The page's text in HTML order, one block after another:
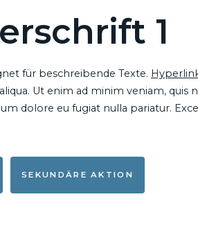
1
für beschreibende Texte.
Ut enim ad minim veniam,
dolore eu fugiat nulla pariatur.
SEKUNDÄRE AKTION